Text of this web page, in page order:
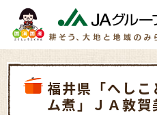
福井県「へし
ム煮」ＪＡ敦賀